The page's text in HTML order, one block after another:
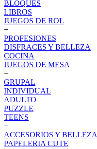
BLOQUES
LIBROS
JUEGOS DE ROL
+
PROFESIONES
DISFRACES Y BELLEZA
COCINA
JUEGOS DE MESA
+
GRUPAL
INDIVIDUAL
ADULTO
PUZZLE
TEENS
+
ACCESORIOS Y BELLEZA
PAPELERIA CUTE